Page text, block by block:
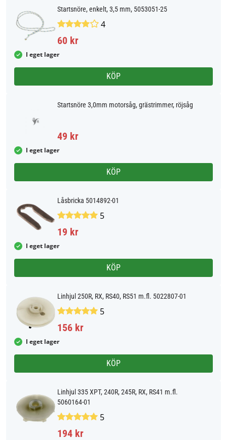
Startsnöre, enkelt, 3,5 mm, 5053051-25
4
60 kr
I eget lager
KÖP
Startsnöre 3,0mm motorsåg, grästrimmer, röjsåg
49 kr
I eget lager
KÖP
Låsbricka 5014892-01
5
19 kr
I eget lager
KÖP
Linhjul 250R, RX, RS40, RS51 m.fl. 5022807-01
5
156 kr
I eget lager
KÖP
Linhjul 335 XPT, 240R, 245R, RX, RS41 m.fl.
5060164-01
5
194 kr